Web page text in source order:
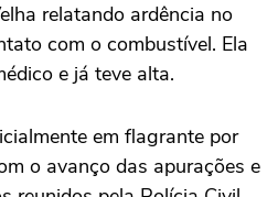
relatando ardência no
com o combustível. Ela
e já teve alta.
em flagrante por
o avanço das apurações e